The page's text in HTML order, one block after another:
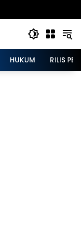
HUKUM RILIS